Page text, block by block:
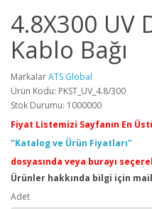
4.8X300 UV
Kablo Bağı
MarkalarATS Global
Ürün Kodu: PKST_UV_4.8/300
Stok Durumu: 1000000
Fiyat Listemizi Sayfanın En
"Katalog ve Ürün Fiyatları"
dosyasında veya burayı
Ürünler hakkında bilgi için
Adet